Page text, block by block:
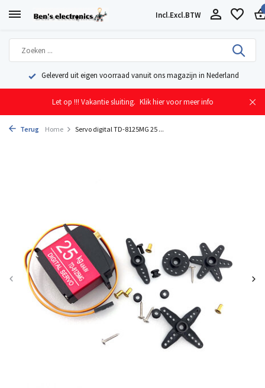
Incl.Excl.BTW
Geleverd uit eigen voorraad vanuit ons magazijn in Nederland
Let op !!! Vakantie sluiting. Klik hier voor meer info
Terug Home Servo digital TD-8125MG 25 ...